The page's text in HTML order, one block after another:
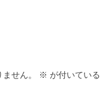
せん。 ※ が付いている